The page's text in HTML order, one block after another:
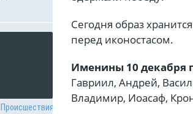
Происшествия
Сегодня образ
перед иконостасом.
Именины 10 декабря
Гавриил, Андрей,
Владимир, Иоасаф,